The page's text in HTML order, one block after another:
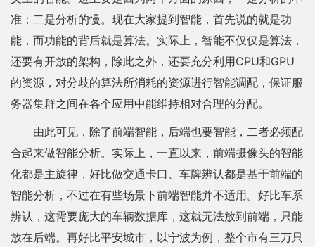
准；二是分析的慢。现在大家提到智能，首先说的就是功
能，而功能的背后就是算法。实际上，智能不仅仅是算法，
还要有开放的架构，除此之外，还要充分利用CPU和GPU
的资源，对分歧的算法所消耗的资源进行智能调配，保证服
务器集群之间在各个应用中能维持相对合理的分配。
由此可见，除了前端智能，后端也要智能，二者必须配
合起来做智能分析。实际上，一直以来，前端摄像头的智能
化都是主旋律，好比做交通卡口、车牌辨认都是基于前端的
智能分析，不过在有些场景下前端智能并不适用。好比车系
辨认，这需要庞大的车辆数据库，这就无法放到前端，只能
放在后端。再好比平安城市，以宁波为例，整个市有三万只